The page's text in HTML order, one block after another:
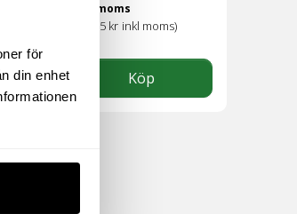
för
din enhet
exkl moms
213.75 kr inkl moms)
Köp